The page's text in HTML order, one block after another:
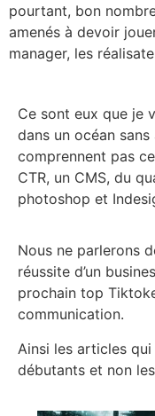
pourtant, bon
amenés à devoir
manager, les
Ce sont eux que je
dans un océan
comprennent pas
CTR, un CMS, du
photoshop et
Nous ne parlerons
réussite d’un
prochain top
communication.
Ainsi les articles
débutants et non